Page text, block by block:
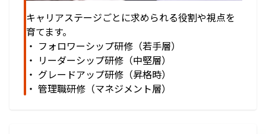
キャリアステージごとに求められる役割や視点を
育てます。
・ フォロワーシップ研修（若手層）
・ リーダーシップ研修（中堅層）
・ グレードアップ研修（昇格時）
・ 管理職研修（マネジメント層）